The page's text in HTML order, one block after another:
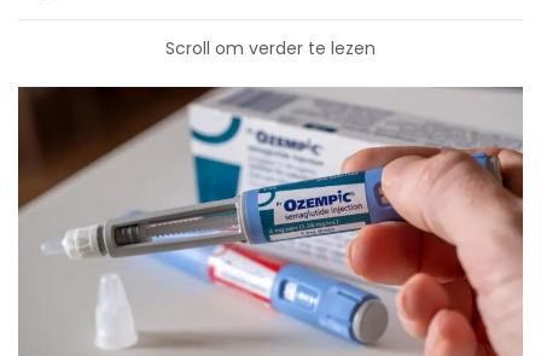
Scroll om verder te lezen